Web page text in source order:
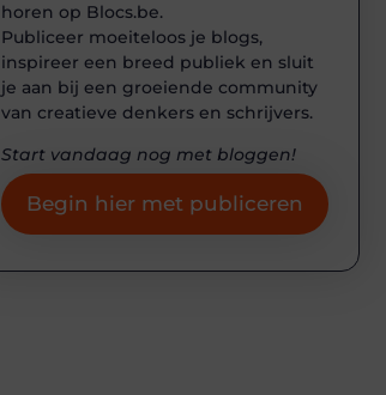
horen op Blocs.be.
Publiceer moeiteloos je blogs,
inspireer een breed publiek en sluit
je aan bij een groeiende community
van creatieve denkers en schrijvers.
Start vandaag nog met bloggen!
Begin hier met publiceren